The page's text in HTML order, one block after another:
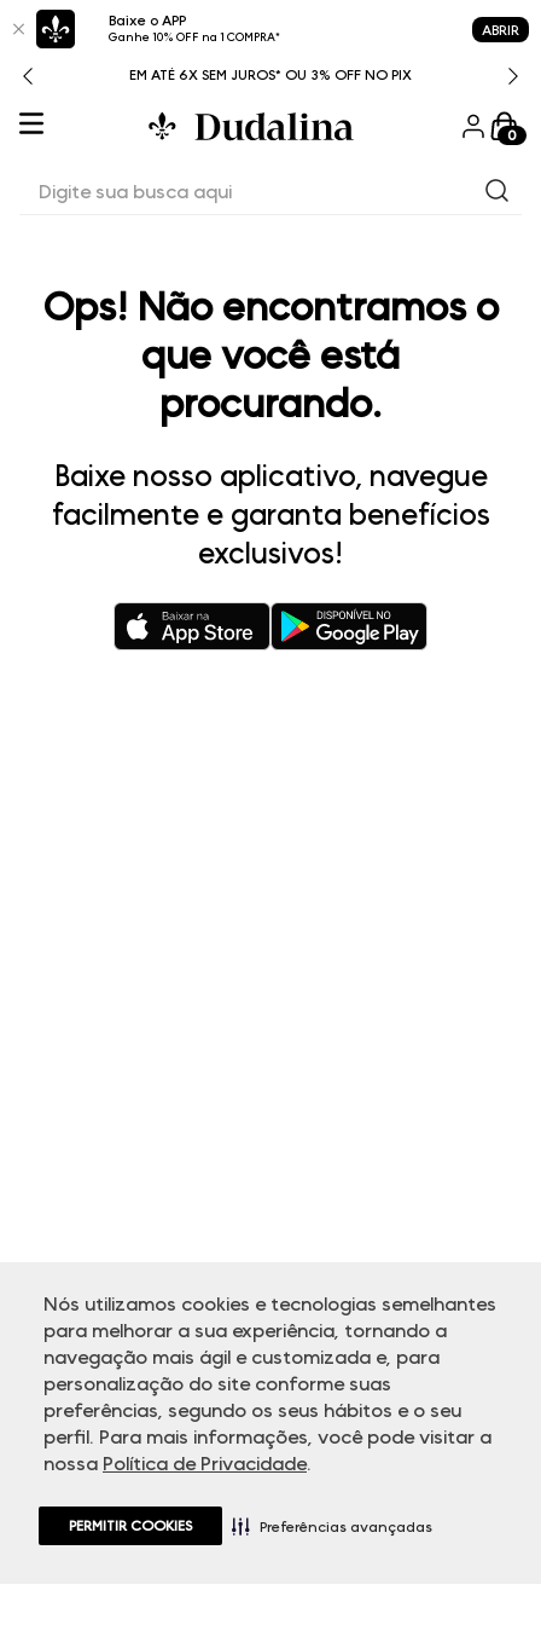
Baixe o APP
Ganhe 10% OFF na 1 COMPRA* ABRIR
Nós utilizamos cookies e tecnologias semelhantes
para melhorar a sua experiência, tornando a
navegação mais ágil e customizada e, para
personalização do site conforme suas
preferências, segundo os seus hábitos e o seu
perfil. Para mais informações, você pode visitar a
nossa Política de Privacidade.
PERMITIR COOKIES Preferências avançadas
EM ATÉ 6X SEM JUROS* OU 3% OFF NO PIX
0
Ops! Não encontramos o
que você está
procurando.
Baixe nosso aplicativo, navegue
facilmente e garanta benefícios
exclusivos!